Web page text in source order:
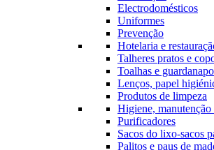
Electrodomésticos
Uniformes
Prevenção
Hotelaria e
Talheres pratos e
Toalhas e
Lenços, papel
Produtos de limpeza
Higiene, manutenção
Purificadores
Sacos do lixo-sacos
Palitos e paus de